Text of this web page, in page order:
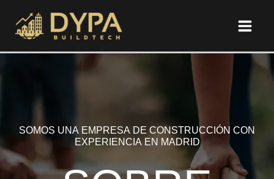
contenido
SOMOS UNA EMPRESA DE CONSTRUCCIÓN CON
EXPERIENCIA EN MADRID